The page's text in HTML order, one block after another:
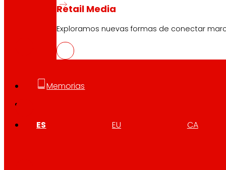
Retail Media
Exploramos nuevas formas de conectar
Memorias
ES EU CA